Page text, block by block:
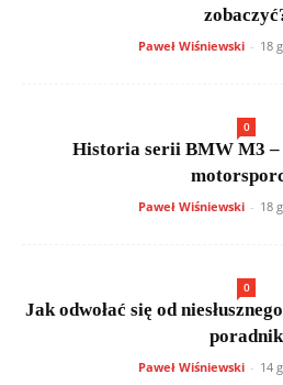
Paweł Wiśniewski - 18
0
Historia serii BMW M3 –
Paweł Wiśniewski - 18
0
Jak odwołać się od
poradnik
Paweł Wiśniewski - 14